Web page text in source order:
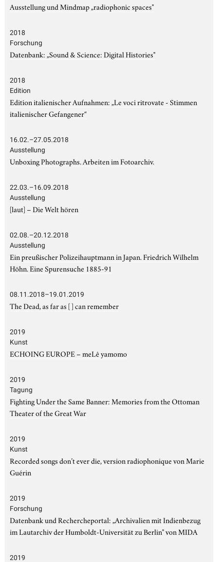
Ausstellung und Mindmap „radiophonic spaces"
2018
Forschung
Datenbank: „Sound & Science: Digital Histories"
2018
Edition
Edition italienischer Aufnahmen: „Le voci ritrovate - Stimmen
italienischer Gefangener“
16.02.–27.05.2018
Ausstellung
Unboxing Photographs. Arbeiten im Fotoarchiv.
22.03.–16.09.2018
Ausstellung
[laut] – Die Welt hören
02.08.–20.12.2018
Ausstellung
Ein preußischer Polizeihauptmann in Japan. Friedrich Wilhelm
Höhn. Eine Spurensuche 1885-91
08.11.2018–19.01.2019
The Dead, as far as [ ] can remember
2019
Kunst
ECHOING EUROPE – meLê yamomo
2019
Tagung
Fighting Under the Same Banner: Memories from the Ottoman
Theater of the Great War
2019
Kunst
Recorded songs don’t ever die, version radiophonique von Marie
Guérin
2019
Forschung
Datenbank und Rechercheportal: „Archivalien mit Indienbezug
im Lautarchiv der Humboldt-Universität zu Berlin" von MIDA
2019